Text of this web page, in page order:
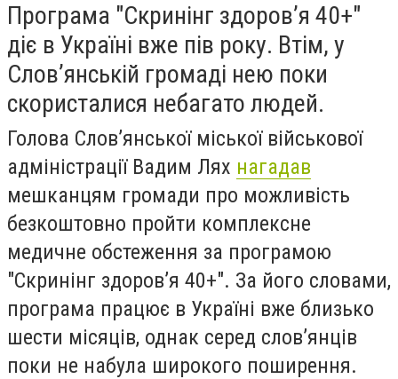
Програма "Скринінг здоров’я 40+"
діє в Україні вже пів року. Втім, у
Слов’янській громаді нею поки
скористалися небагато людей.
Голова Слов’янської міської військової
адміністрації Вадим Лях нагадав
мешканцям громади про можливість
безкоштовно пройти комплексне
медичне обстеження за програмою
"Скринінг здоров’я 40+". За його словами,
програма працює в Україні вже близько
шести місяців, однак серед слов’янців
поки не набула широкого поширення.